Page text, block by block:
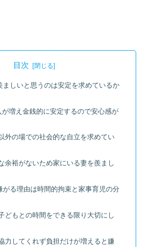
目次
ましいと思うのは安定を求めているか
が増え金銭的に安定するので安心感が
外の場での社会的な自立を求めてい
余裕がないため家にいる妻を羨まし
がる理由は時間的拘束と家事育児の分
どもとの時間をできる限り大切にし
力してくれず負担だけが増えると嫌